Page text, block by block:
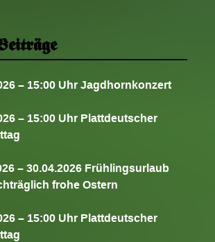
– 15:00 Uhr Jagdhornkonzert
– 15:00 Uhr Plattdeutscher
– 30.04.2026 Frühlingsurlaub
frohe Ostern
– 15:00 Uhr Plattdeutscher